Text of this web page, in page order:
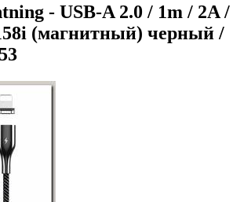
- USB-A 2.0 / 1m / 2A /
(магнитный) черный /